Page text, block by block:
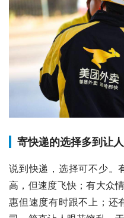
寄快递的选择多到让
说到快递，选择可不少。
高，但速度飞快；有大众
惠但速度有时跟不上；还